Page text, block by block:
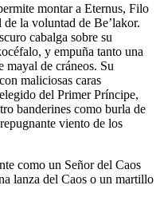
montar a Eternus, Filo
la voluntad de Be’lakor.
cabalga sobre su
y empuña tanto una
mayal de cráneos. Su
maliciosas caras
del Primer Príncipe,
banderines como burla de
viento de los
como un Señor del Caos
lanza del Caos o un martillo